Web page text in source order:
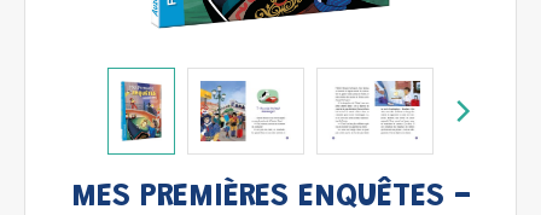
MES PREMIÈRES ENQUÊTES -